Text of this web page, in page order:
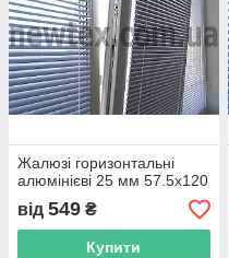
Жалюзі горизонтальні
алюмінієві 25 мм 57.5х120
від 549 ₴
Купити